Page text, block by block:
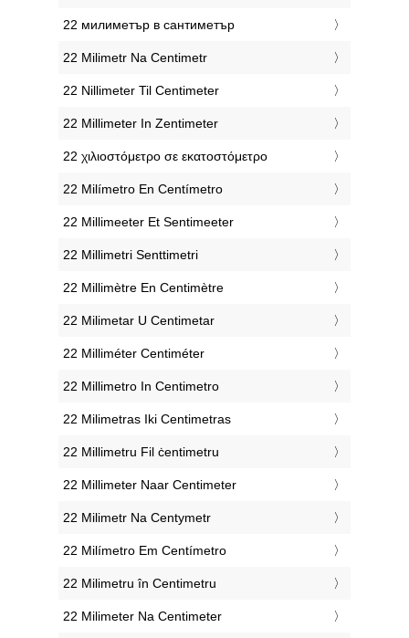
‎22 милиметър в сантиметър
‎22 Milimetr Na Centimetr
‎22 Nillimeter Til Centimeter
‎22 Millimeter In Zentimeter
‎22 χιλιοστόμετρο σε εκατοστόμετρο
‎22 Milímetro En Centímetro
‎22 Millimeeter Et Sentimeeter
‎22 Millimetri Senttimetri
‎22 Millimètre En Centimètre
‎22 Milimetar U Centimetar
‎22 Milliméter Centiméter
‎22 Millimetro In Centimetro
‎22 Milimetras Iki Centimetras
‎22 Millimetru Fil ċentimetru
‎22 Millimeter Naar Centimeter
‎22 Milimetr Na Centymetr
‎22 Milímetro Em Centímetro
‎22 Milimetru în Centimetru
‎22 Milimeter Na Centimeter